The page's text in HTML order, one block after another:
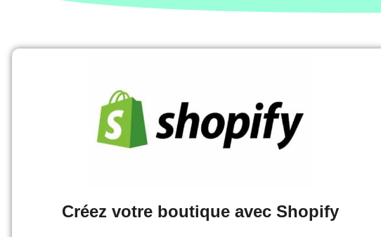
Créez votre boutique avec Shopify